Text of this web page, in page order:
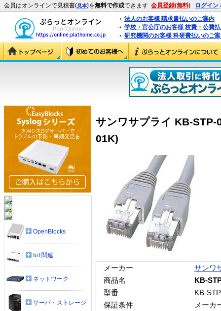
会員はオンラインで見積書(見本)を無料で作成できます 会員登録(無料) ログイン
法人のお客様 請求書払いのご案内
学校・官公庁のお客様 校費・公費
研究機関のお客様 科研費払いのご
サンワサプライ KB-STP-
01K)
メーカー
サンワ
商品名
KB-
型番
KB-
保証条件
メーカ
OpenBlocks
IoT関連
ネットワーク
サーバ・ストレージ